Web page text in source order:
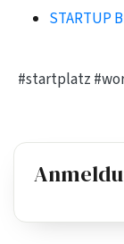
STARTUP
#startplatz